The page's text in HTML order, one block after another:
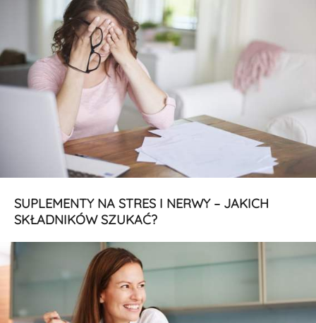
SUPLEMENTY NA STRES I NERWY – JAKICH
SKŁADNIKÓW SZUKAĆ?